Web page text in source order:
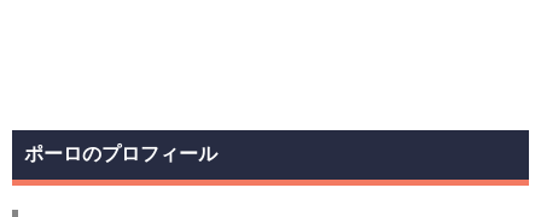
ポーロのプロフィール